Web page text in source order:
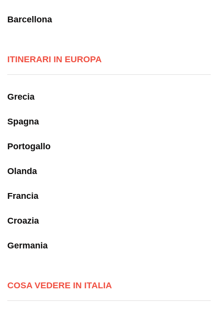
Barcellona
ITINERARI IN EUROPA
Grecia
Spagna
Portogallo
Olanda
Francia
Croazia
Germania
COSA VEDERE IN ITALIA